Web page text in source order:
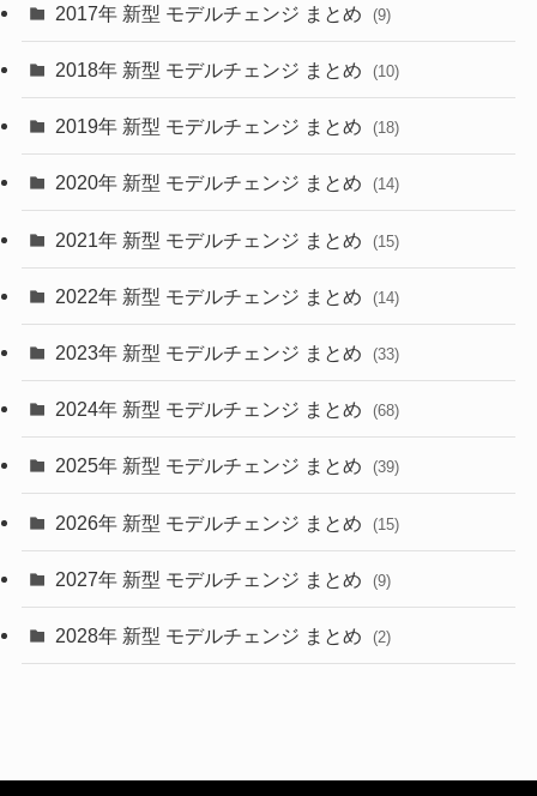
(30)
(27)
(10)
(35)
(10)
(9)
(22)
(4)
(9)
(4)
(1)
2017年 新型 モデルチェンジ まとめ (9)
2018年 新型 モデルチェンジ まとめ (10)
2019年 新型 モデルチェンジ まとめ (18)
2020年 新型 モデルチェンジ まとめ (14)
2021年 新型 モデルチェンジ まとめ (15)
2022年 新型 モデルチェンジ まとめ (14)
2023年 新型 モデルチェンジ まとめ (33)
2024年 新型 モデルチェンジ まとめ (68)
2025年 新型 モデルチェンジ まとめ (39)
2026年 新型 モデルチェンジ まとめ (15)
2027年 新型 モデルチェンジ まとめ (9)
2028年 新型 モデルチェンジ まとめ (2)